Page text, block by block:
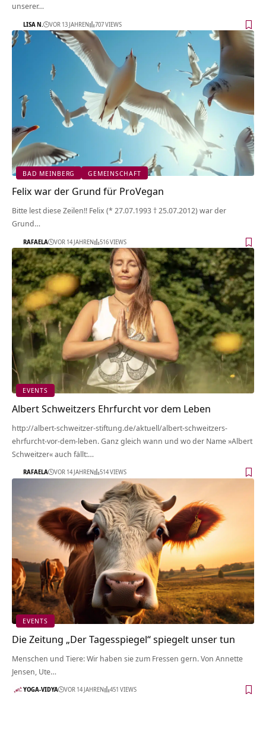
unserer…
LISA N. VOR 13 JAHREN 707 VIEWS
BAD MEINBERG GEMEINSCHAFT
Felix war der Grund für ProVegan
Bitte lest diese Zeilen!! Felix (* 27.07.1993 † 25.07.2012) war der
Grund…
RAFAELA VOR 14 JAHREN 516 VIEWS
EVENTS
Albert Schweitzers Ehrfurcht vor dem Leben
http://albert-schweitzer-stiftung.de/aktuell/albert-schweitzers-
ehrfurcht-vor-dem-leben. Ganz gleich wann und wo der Name »Albert
Schweitzer« auch fällt:…
RAFAELA VOR 14 JAHREN 514 VIEWS
EVENTS
Die Zeitung „Der Tagesspiegel“ spiegelt unser tun
Menschen und Tiere: Wir haben sie zum Fressen gern. Von Annette
Jensen, Ute…
YOGA-VIDYA VOR 14 JAHREN 451 VIEWS